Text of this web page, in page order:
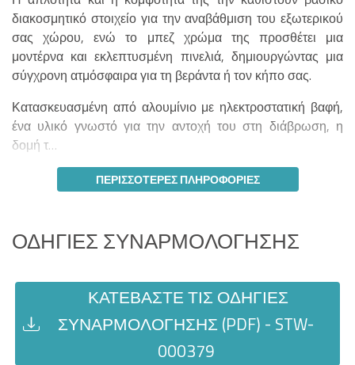
διακοσμητικό στοιχείο για την αναβάθμιση του εξωτερικού
σας χώρου, ενώ το μπεζ χρώμα της προσθέτει μια
μοντέρνα και εκλεπτυσμένη πινελιά, δημιουργώντας μια
σύγχρονη ατμόσφαιρα για τη βεράντα ή τον κήπο σας.
Κατασκευασμένη από αλουμίνιο με ηλεκτροστατική βαφή,
ένα υλικό γνωστό για την αντοχή του στη διάβρωση, η
δομή τ…
ΠΕΡΙΣΣΌΤΕΡΕΣ ΠΛΗΡΟΦΟΡΊΕΣ
ΟΔΗΓΊΕΣ ΣΥΝΑΡΜΟΛΌΓΗΣΗΣ
ΚΑΤΕΒΆΣΤΕ ΤΙΣ ΟΔΗΓΊΕΣ
ΣΥΝΑΡΜΟΛΌΓΗΣΗΣ (PDF) - STW-
000379